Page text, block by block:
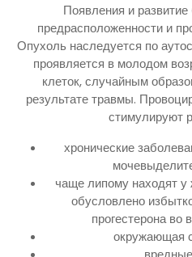
Появления и
предрасположенности и
Опухоль наследуется по
проявляется в молодом
клеток, случайным
результате травмы.
стимулируют
хронические
чаще липому находят
обусловлено
прогестерона во
окружающая